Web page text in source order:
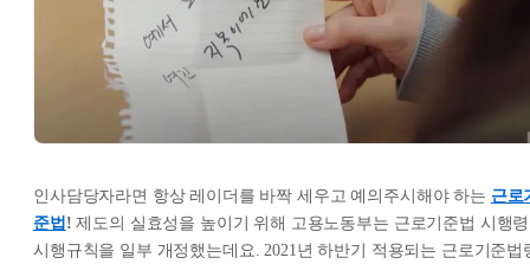
인사담당자라면 항상 레이더를 바짝 세우고 예의주시해야 하는 근로
준법 !제도의 실효성을 높이기 위해 고용노동부는 근로기준법 시행령
시행규칙을 일부 개정했는데요. 2021년 하반기 적용되는 근로기준법